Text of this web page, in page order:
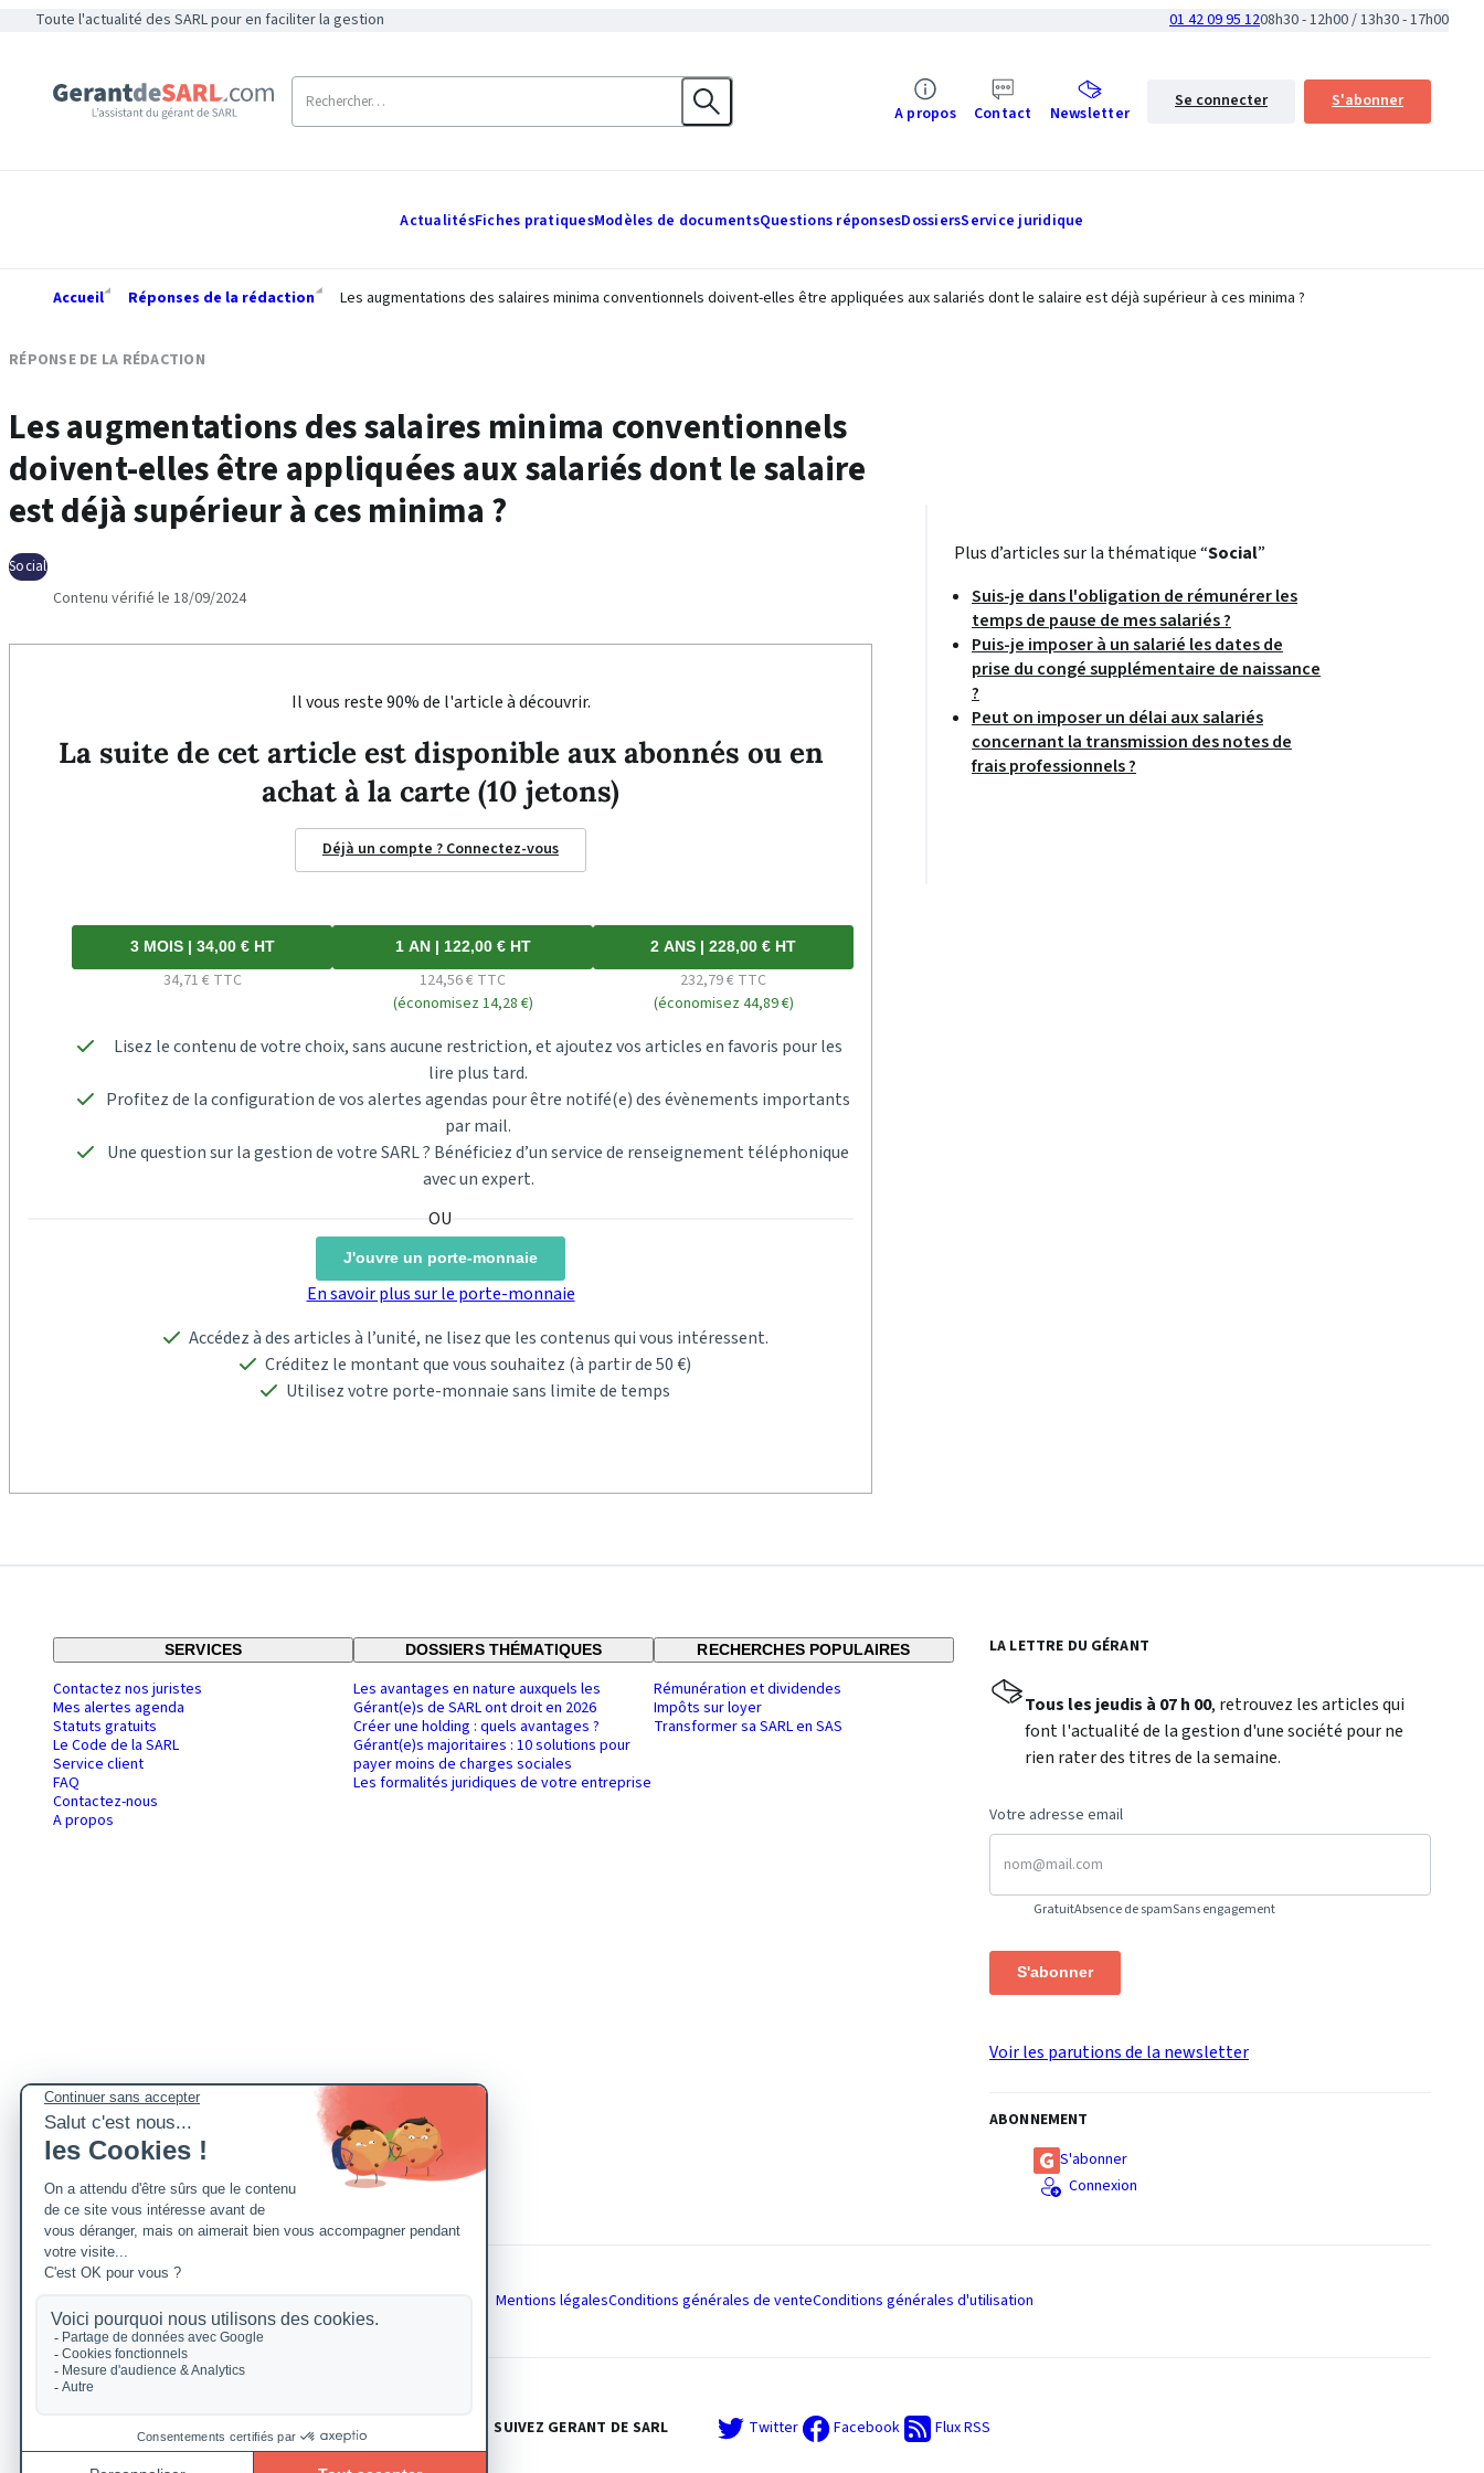
Toute l'actualité des SARL pour en faciliter la gestion 01 42 09 95 1208h30 - 12h00 / 13h30 - 17h00
A propos Contact Newsletter
Se connecter S'abonner
ActualitésFiches pratiquesModèles de documentsQuestions réponsesDossiersService juridique
Accueil Réponses de la rédaction Les augmentations des salaires minima conventionnels doivent-elles être appliquées aux salariés dont le salaire est déjà supérieur à ces minima ?
RÉPONSE DE LA RÉDACTION
Les augmentations des salaires minima conventionnels
doivent-elles être appliquées aux salariés dont le salaire
est déjà supérieur à ces minima ?
Social
Contenu vérifié le 18/09/2024
Il vous reste 90% de l'article à découvrir.
La suite de cet article est disponible aux abonnés ou en
achat à la carte (10 jetons)
Déjà un compte ? Connectez-vous
3 MOIS | 34,00 € HT
34,71 € TTC
1 AN | 122,00 € HT
124,56 € TTC
(économisez 14,28 €)
2 ANS | 228,00 € HT
232,79 € TTC
(économisez 44,89 €)
Lisez le contenu de votre choix, sans aucune restriction, et ajoutez vos articles en favoris pour les
lire plus tard.
Profitez de la configuration de vos alertes agendas pour être notifé(e) des évènements importants
par mail.
Une question sur la gestion de votre SARL ? Bénéficiez d’un service de renseignement téléphonique
avec un expert.
J'ouvre un porte-monnaie
En savoir plus sur le porte-monnaie
Accédez à des articles à l’unité, ne lisez que les contenus qui vous intéressent.
Créditez le montant que vous souhaitez (à partir de 50 €)
Utilisez votre porte-monnaie sans limite de temps
Plus d’articles sur la thématique “Social”
Suis-je dans l'obligation de rémunérer les
temps de pause de mes salariés ?
Puis-je imposer à un salarié les dates de
prise du congé supplémentaire de naissance
?
Peut on imposer un délai aux salariés
concernant la transmission des notes de
frais professionnels ?
SERVICES
Contactez nos juristes
Mes alertes agenda
Statuts gratuits
Le Code de la SARL
Service client
FAQ
Contactez-nous
A propos
DOSSIERS THÉMATIQUES
Les avantages en nature auxquels les
Gérant(e)s de SARL ont droit en 2026
Créer une holding : quels avantages ?
Gérant(e)s majoritaires : 10 solutions pour
payer moins de charges sociales
Les formalités juridiques de votre entreprise
RECHERCHES POPULAIRES
Rémunération et dividendes
Impôts sur loyer
Transformer sa SARL en SAS
LA LETTRE DU GÉRANT
Tous les jeudis à 07 h 00, retrouvez les articles qui
font l'actualité de la gestion d'une société pour ne
rien rater des titres de la semaine.
Votre adresse email
GratuitAbsence de spamSans engagement
S'abonner
Voir les parutions de la newsletter
ABONNEMENT
S'abonner
Connexion
Mentions légalesConditions générales de venteConditions générales d'utilisation
SUIVEZ GERANT DE SARL Twitter Facebook Flux RSS